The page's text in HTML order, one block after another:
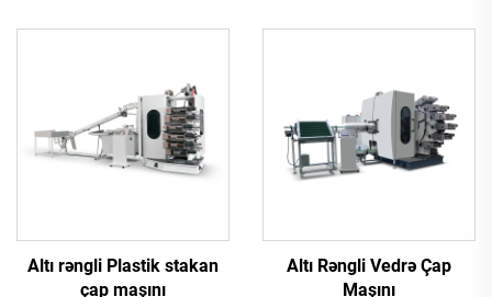
Altı rəngli Plastik stakan
çap maşını
Altı Rəngli Vedrə Çap
Maşını